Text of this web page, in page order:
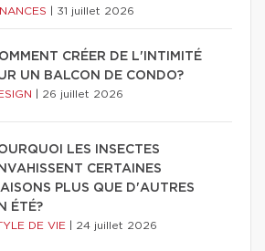
31 juillet 2026
CRÉER DE L'INTIMITÉ
UN BALCON DE CONDO?
26 juillet 2026
LES INSECTES
CERTAINES
PLUS QUE D'AUTRES
ÉTÉ?
DE VIE 24 juillet 2026